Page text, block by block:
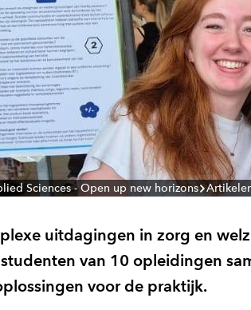
Sciences - Open up new horizons
uitdagingen in zorg en
van 10 opleidingen
voor de praktijk.